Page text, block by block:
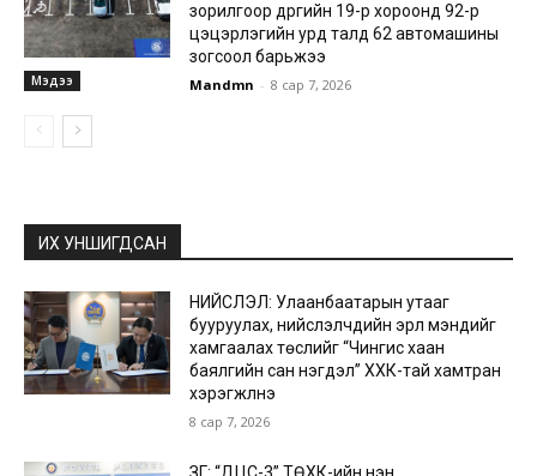
Мэдээ
зорилгоор дүүргийн 19-р хороонд 92-р
цэцэрлэгийн урд талд 62 автомашины
зогсоол барьжээ
Mandmn - 8 сар 7, 2026
ИХ УНШИГДСАН
НИЙСЛЭЛ: Улаанбаатарын утааг
бууруулах, нийслэлчүүдийн эрүүл мэндийг
хамгаалах төслийг “Чингис хаан
баялгийн сан нэгдэл” ХХК-тай хамтран
хэрэгжүүлнэ
8 сар 7, 2026